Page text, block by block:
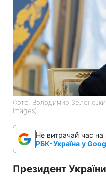
Фото: Володимир
Images)
Не витрачай час на
РБК-Україна у
Президент